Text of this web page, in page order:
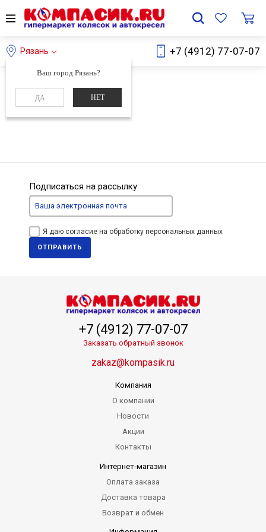
Рязань
Ваш город Рязань?
ДА НЕТ
+7 (4912) 77-07-07
Главная Обучение
Авторизация
Подписаться на рассылку
Я даю согласие на обработку персональных данных
ОТПРАВИТЬ
+7 (4912) 77-07-07
Заказать обратный звонок
zakaz@kompasik.ru
Компания
О компании
Новости
Акции
Контакты
Интернет-магазин
Оплата заказа
Доставка товара
Возврат и обмен